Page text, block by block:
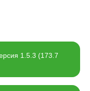
1.5.3 (173.7